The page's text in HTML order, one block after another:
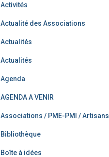
Activités
Actualité des Associations
Actualités
Actualités
Agenda
AGENDA A VENIR
Associations / PME-PMI / Artisans
Bibliothèque
Boîte à idées